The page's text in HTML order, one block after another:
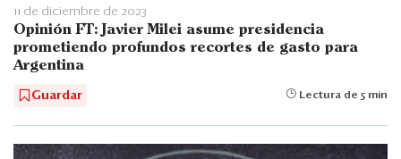
11 de diciembre de 2023
Opinión FT: Javier Milei asume presidencia
prometiendo profundos recortes de gasto para
Argentina
Guardar Lectura de 5 min